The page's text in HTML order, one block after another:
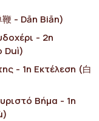
- Dān Biān)
- 2η
Duì)
- 1η Εκτέλεση (白
Βήμα - 1η